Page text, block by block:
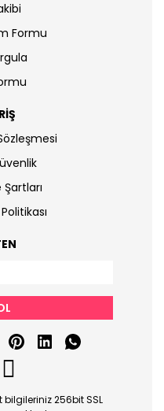
Formu
bilgileriniz 256bit SSL